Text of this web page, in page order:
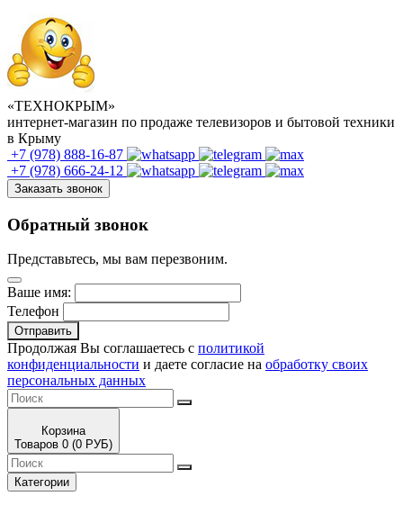
«ТЕХНОКРЫМ»
интернет-магазин по продаже телевизоров и бытовой техники
в Крыму
+7 (978) 888-16-87
+7 (978) 666-24-12
Заказать звонок
Обратный звонок
Представьтесь, мы вам перезвоним.
Ваше имя:
Телефон
Отправить
Продолжая Вы соглашаетесь с политикой
конфиденциальности и даете согласие на обработку своих
персональных данных
Корзина
Товаров 0 (0 РУБ)
Категории